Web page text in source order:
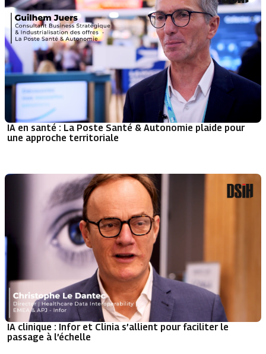
IA en santé : La Poste Santé & Autonomie plaide pour
une approche territoriale
IA clinique : Infor et Clinia s’allient pour faciliter le
passage à l’échelle